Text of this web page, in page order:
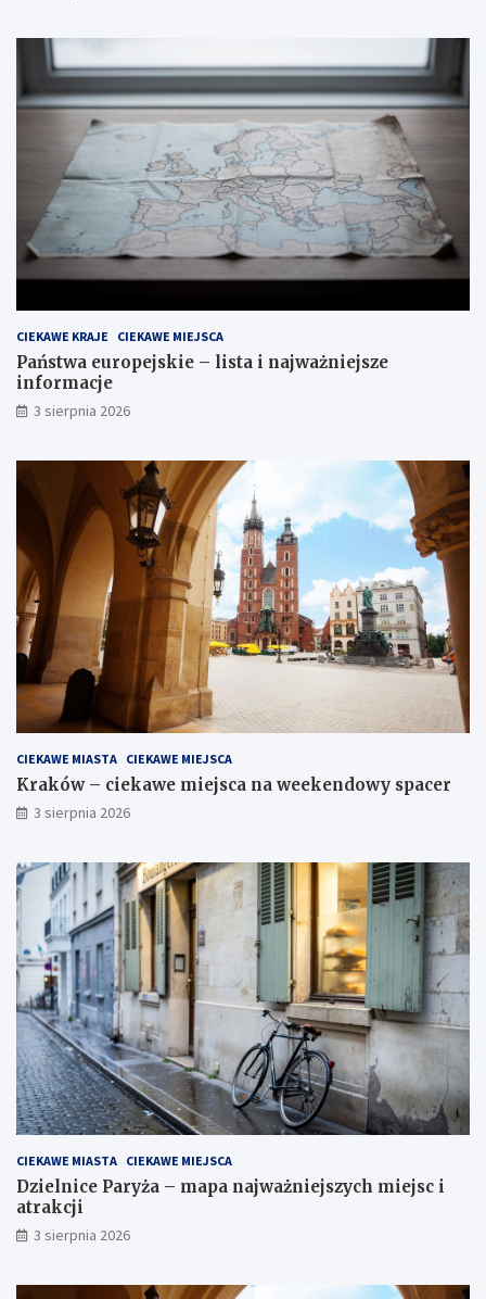
CIEKAWE KRAJE CIEKAWE MIEJSCA
Państwa europejskie – lista i najważniejsze
informacje
3 sierpnia 2026
CIEKAWE MIASTA CIEKAWE MIEJSCA
Kraków – ciekawe miejsca na weekendowy spacer
3 sierpnia 2026
CIEKAWE MIASTA CIEKAWE MIEJSCA
Dzielnice Paryża – mapa najważniejszych miejsc i
atrakcji
3 sierpnia 2026